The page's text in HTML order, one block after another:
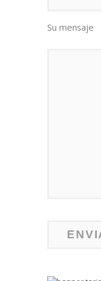
Su mensaje